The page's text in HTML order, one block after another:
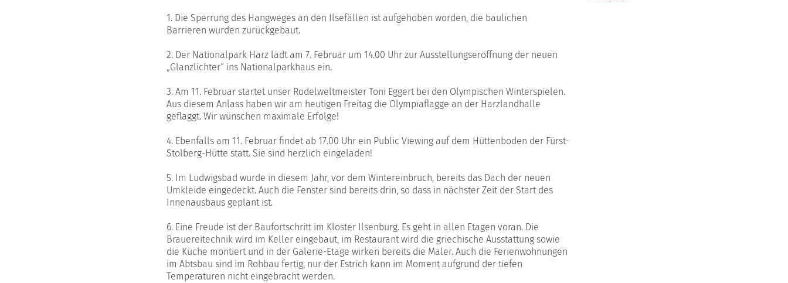
1. Die Sperrung des Hangweges an den Ilsefällen ist aufgehoben worden, die baulichen
Barrieren wurden zurückgebaut.
2. Der Nationalpark Harz lädt am 7. Februar um 14.00 Uhr zur Ausstellungseröffnung der neuen
„Glanzlichter“ ins Nationalparkhaus ein.
3. Am 11. Februar startet unser Rodelweltmeister Toni Eggert bei den Olympischen Winterspielen.
Aus diesem Anlass haben wir am heutigen Freitag die Olympiaflagge an der Harzlandhalle
geflaggt. Wir wünschen maximale Erfolge!
4. Ebenfalls am 11. Februar findet ab 17.00 Uhr ein Public Viewing auf dem Hüttenboden der Fürst-
Stolberg-Hütte statt. Sie sind herzlich eingeladen!
5. Im Ludwigsbad wurde in diesem Jahr, vor dem Wintereinbruch, bereits das Dach der neuen
Umkleide eingedeckt. Auch die Fenster sind bereits drin, so dass in nächster Zeit der Start des
Innenausbaus geplant ist.
6. Eine Freude ist der Baufortschritt im Kloster Ilsenburg. Es geht in allen Etagen voran. Die
Brauereitechnik wird im Keller eingebaut, im Restaurant wird die griechische Ausstattung sowie
die Küche montiert und in der Galerie-Etage wirken bereits die Maler. Auch die Ferienwohnungen
im Abtsbau sind im Rohbau fertig, nur der Estrich kann im Moment aufgrund der tiefen
Temperaturen nicht eingebracht werden.